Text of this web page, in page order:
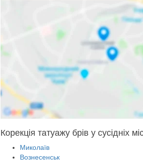
Корекція татуажу брів у сусідніх
Миколаїв
Вознесенськ